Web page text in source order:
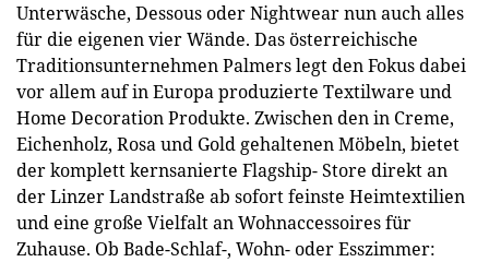
Unterwäsche, Dessous oder Nightwear nun auch alles
für die eigenen vier Wände. Das österreichische
Traditionsunternehmen Palmers legt den Fokus dabei
vor allem auf in Europa produzierte Textilware und
Home Decoration Produkte. Zwischen den in Creme,
Eichenholz, Rosa und Gold gehaltenen Möbeln, bietet
der komplett kernsanierte Flagship- Store direkt an
der Linzer Landstraße ab sofort feinste Heimtextilien
und eine große Vielfalt an Wohnaccessoires für
Zuhause. Ob Bade-Schlaf-, Wohn- oder Esszimmer: